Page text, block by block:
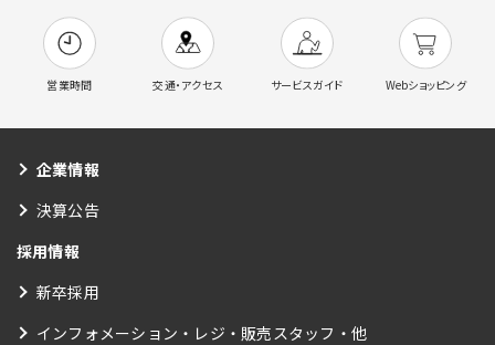
営業時間 交通・アクセス サービスガイド Webショッピング
企業情報
決算公告
採用情報
新卒採用
インフォメーション・レジ・販売スタッフ・他